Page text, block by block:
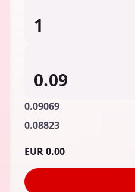
0.09069
0.08823
0.00 EUR